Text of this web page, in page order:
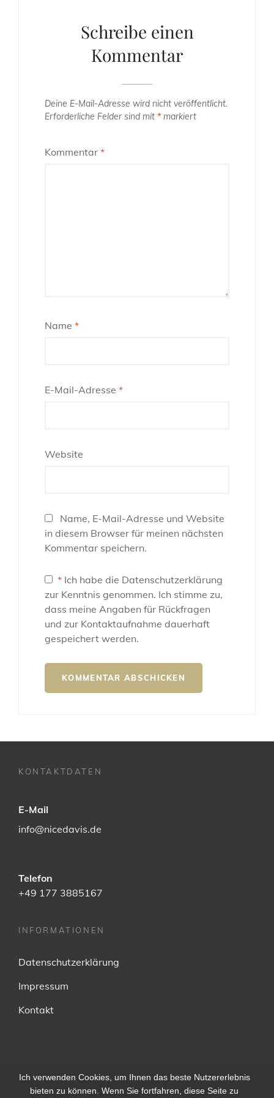
Schreibe einen
Kommentar
Deine E-Mail-Adresse wird nicht veröffentlicht.
Erforderliche Felder sind mit * markiert
Kommentar *
Name *
E-Mail-Adresse *
Website
Name, E-Mail-Adresse und Website
in diesem Browser für meinen nächsten
Kommentar speichern.
* Ich habe die Datenschutzerklärung
zur Kenntnis genommen. Ich stimme zu,
dass meine Angaben für Rückfragen
und zur Kontaktaufnahme dauerhaft
gespeichert werden.
KONTAKTDATEN
E-Mail
info@nicedavis.de
Telefon
+49 177 3885167
INFORMATIONEN
Datenschutzerklärung
Impressum
Kontakt
facebookSoundcloudinstagram
Ich verwenden Cookies, um Ihnen das beste Nutzererlebnis
bieten zu können. Wenn Sie fortfahren, diese Seite zu